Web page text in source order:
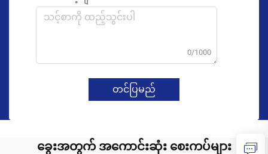
0/1000
တင်ပြမည်
ခွေးအတွက် အကောင်းဆုံး စေးကပ်များ